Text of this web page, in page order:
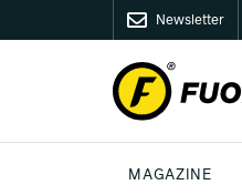
Newsletter
MAGAZINE